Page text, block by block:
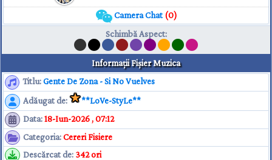
Camera Chat(0)
Schimbă Aspect:
Informaţii Fişier Muzica
Titlu:Gente De Zona - Si No Vuelves
Adăugat de:
**LoVe-StyLe**
Data:18-Iun-2026 , 07:12
Categoria:Cereri Fisiere
Descărcat de: 342 ori